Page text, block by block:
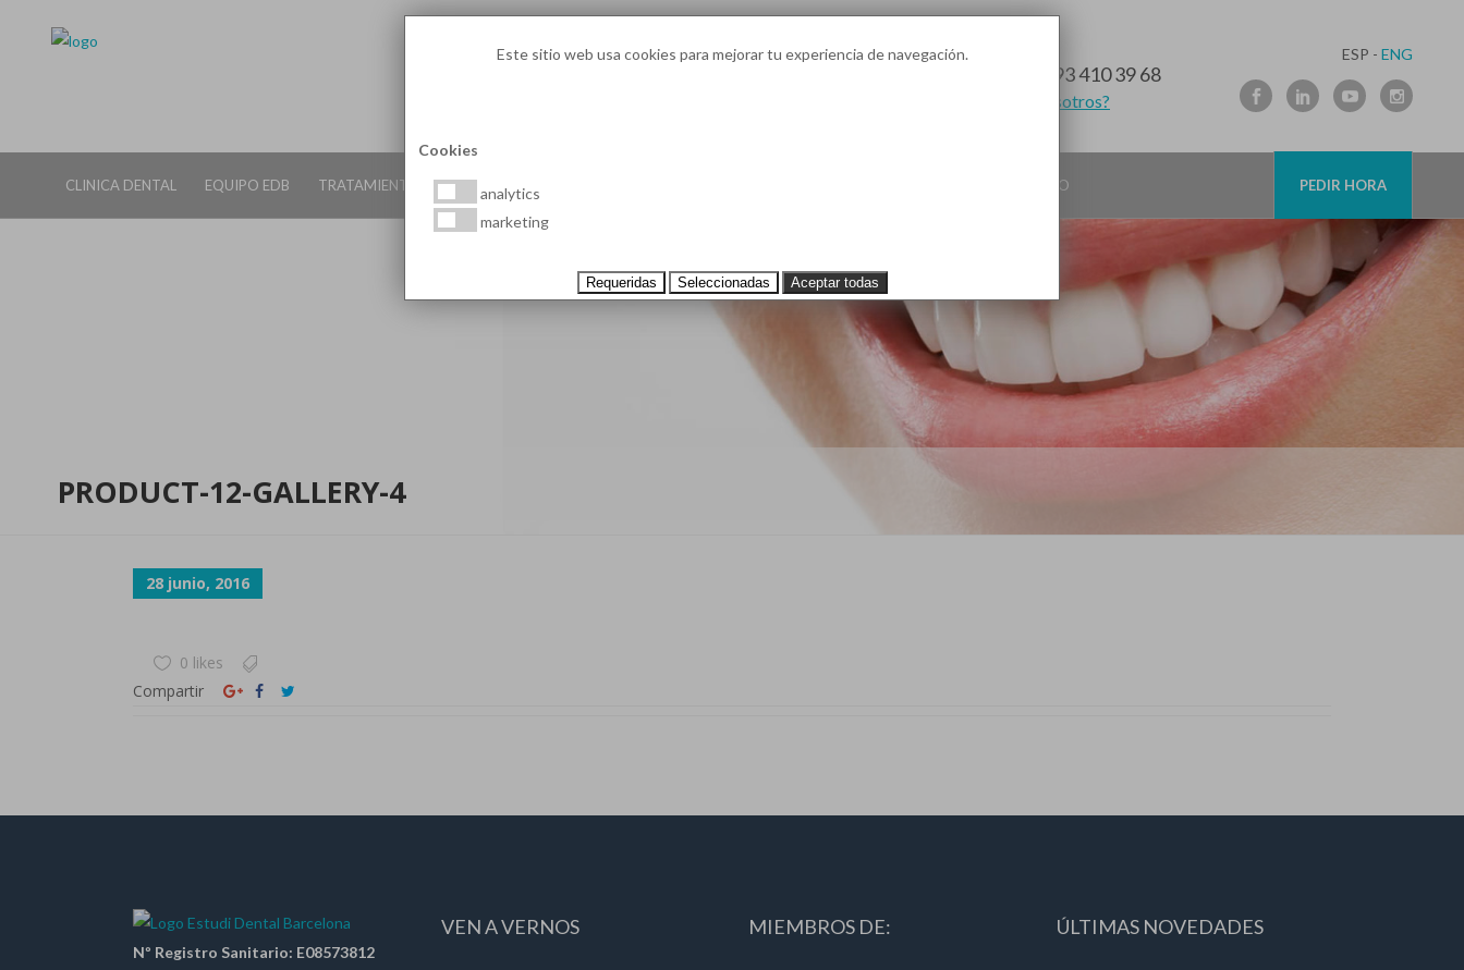
93 410 39 68
¿Te llamamos nosotros?
ESP - ENG
CLINICA DENTAL EQUIPO EDB TRATAMIENTOS DENTALES EN BARCELONA CONTACTO PEDIR HORA
PRODUCT-12-GALLERY-4
28 junio, 2016
0 likes
Compartir
Nº Registro Sanitario: E08573812
VEN A VERNOS MIEMBROS DE: ÚLTIMAS NOVEDADES
Este sitio web usa cookies para mejorar tu experiencia de navegación.
Cookies
analytics
marketing
Requeridas Seleccionadas Aceptar todas